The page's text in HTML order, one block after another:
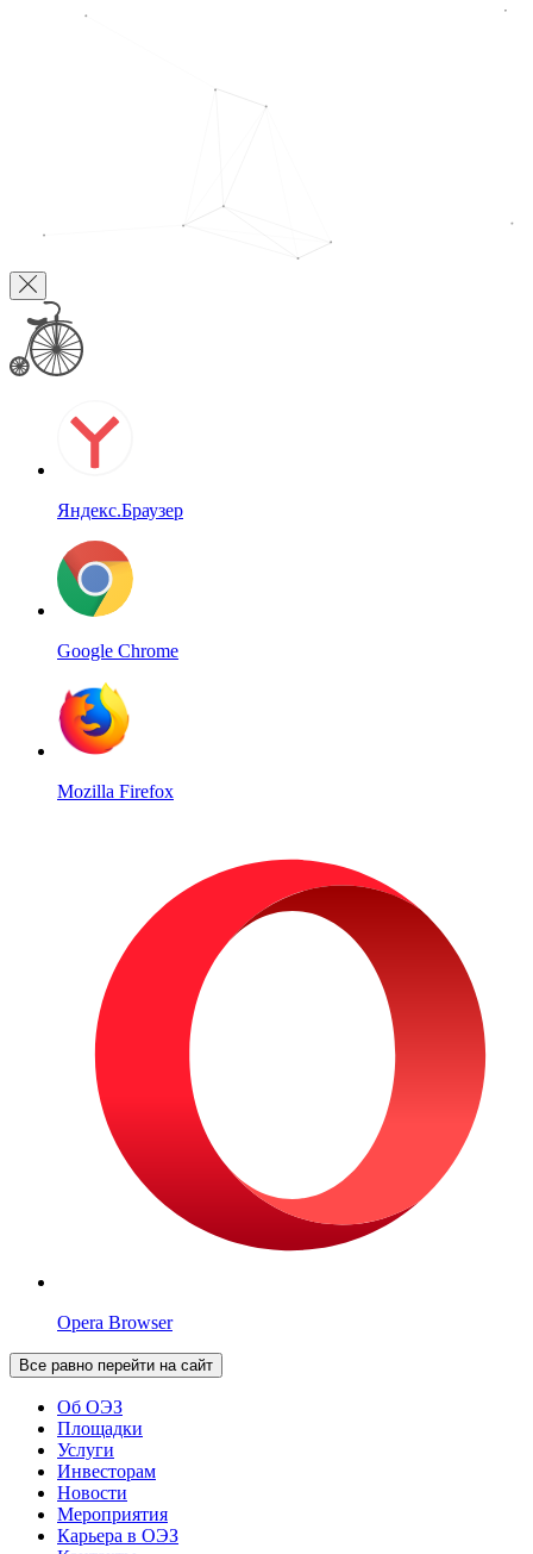
Яндекс.Браузер
Google Chrome
Mozilla Firefox
Opera Browser
Все равно перейти на сайт
Об ОЭЗ
Площадки
Услуги
Инвесторам
Новости
Мероприятия
Карьера в ОЭЗ